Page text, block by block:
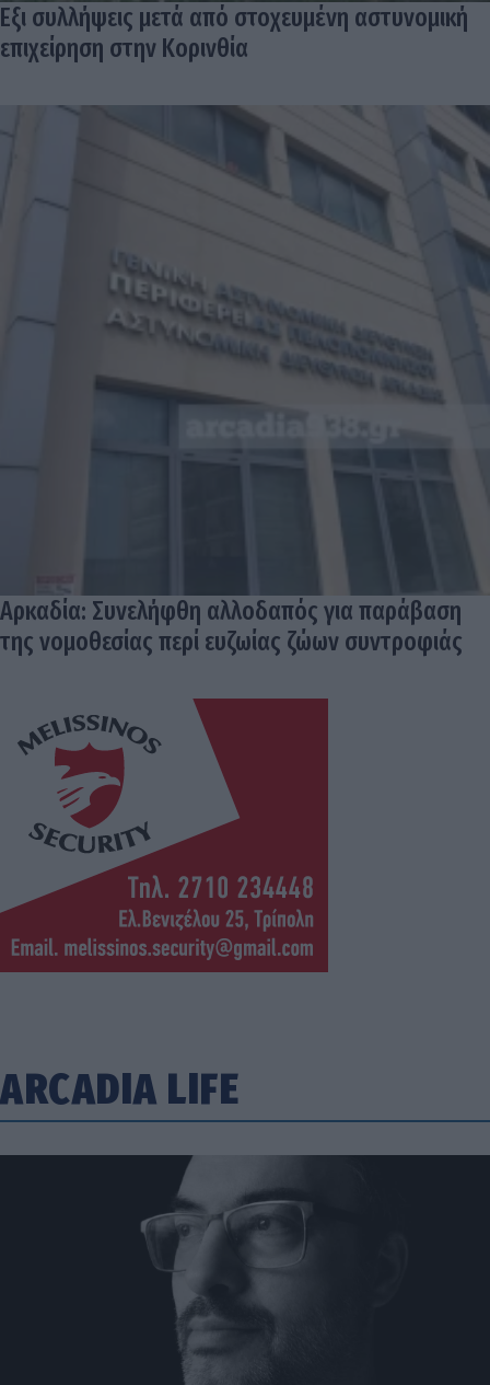
Εξι συλλήψεις μετά από στοχευμένη αστυνομική
επιχείρηση στην Κορινθία
Αρκαδία: Συνελήφθη αλλοδαπός για παράβαση
της νομοθεσίας περί ευζωίας ζώων συντροφιάς
ARCADIA LIFE